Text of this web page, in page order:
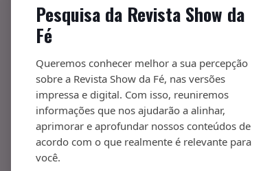
Pesquisa da Revista Show da
Fé
Queremos conhecer melhor a sua percepção
sobre a Revista Show da Fé, nas versões
impressa e digital. Com isso, reuniremos
informações que nos ajudarão a alinhar,
aprimorar e aprofundar nossos conteúdos de
acordo com o que realmente é relevante para
você.
Atualidade